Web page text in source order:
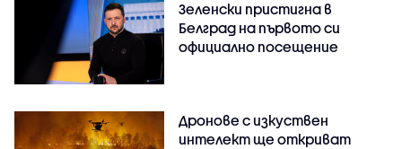
Зеленски пристигна в
Белград на първото си
официално посещение
Дронове с изкуствен
интелект ще откриват